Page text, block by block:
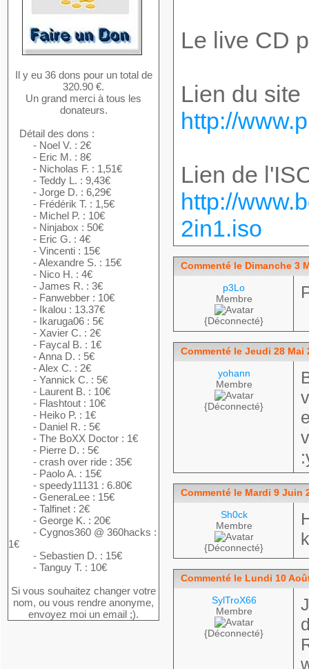
Il y eu 36 dons pour un total de
320.90 €.
Un grand merci à tous les
donateurs.
Détail des dons :
- Noel V. : 2€
- Eric M. : 8€
- Nicholas F. : 1,51€
- Teddy L. : 9,43€
- Jorge D. : 6,29€
- Frédérik T. : 1,5€
- Michel P. : 10€
- Ninjabox : 50€
- Eric G. : 4€
- Vincenti : 15€
- Alexandre S. : 15€
- Nico H. : 4€
- James R. : 3€
- Fanwebber : 10€
- Ikalou : 13.37€
- Ikaruga06 : 5€
- Xavier C. : 2€
- Faycal B. : 1€
- Anna D. : 5€
- Alex C. : 2€
- Yannick C. : 5€
- Laurent B. : 10€
- Flashtout : 10€
- Heiko P. : 1€
- Daniel R. : 5€
- The BoXX Doctor : 1€
- Pierre D. : 5€
- crash over ride : 35€
- Paolo A. : 15€
- speedy11131 : 6.80€
- GeneraLee : 15€
- Talfinet : 2€
- George K. : 20€
- Cygnos360 @ 360hacks :
1€
- Sebastien D. : 15€
- Tanguy T. : 10€
Si vous souhaitez changer votre
nom, ou vous rendre anonyme,
envoyez moi un email ;).
Le live CD
Lien du site
http://
Lien de
http://
2in1.iso
Commenté le Dimanche 3
p3Lo
Membre
{Déconnecté}
Commenté le Jeudi 28 Mai
yohann
Membre
{Déconnecté}
Commenté le Mardi 9 Juin
Sh0ck
Membre
{Déconnecté}
Commenté le Lundi 10
SylTroX66
Membre
{Déconnecté}